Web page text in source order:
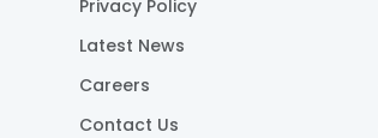
Privacy Policy
Latest News
Careers
Contact Us